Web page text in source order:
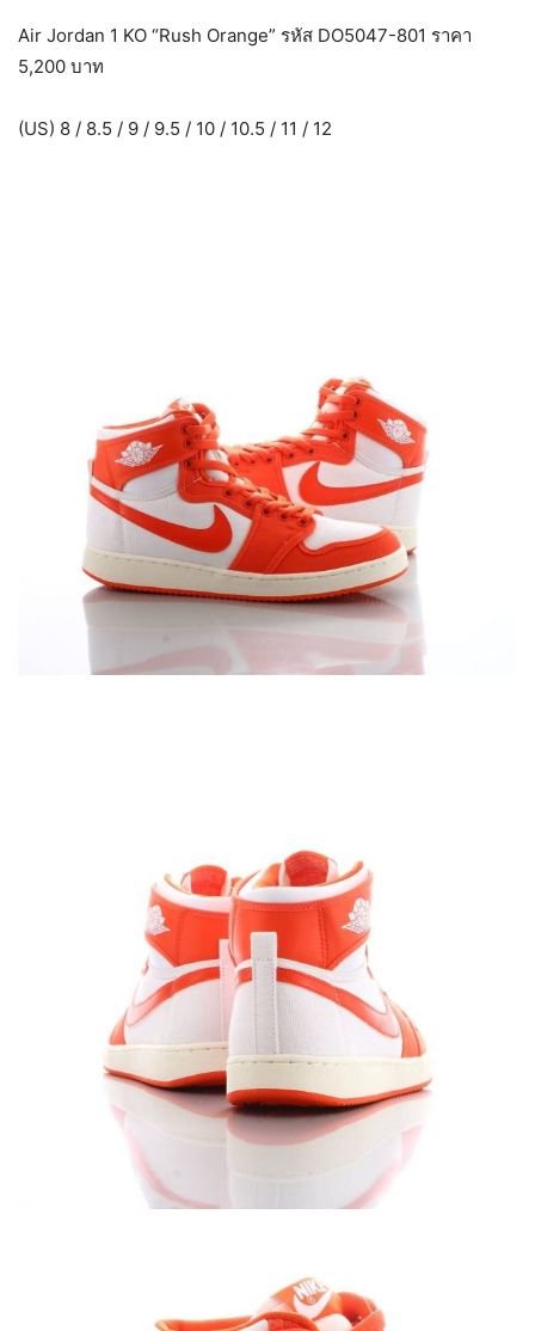
Air Jordan 1 KO “Rush Orange” รหัส DO5047-801 ราคา
5,200 บาท
(US) 8 / 8.5 / 9 / 9.5 / 10 / 10.5 / 11 / 12